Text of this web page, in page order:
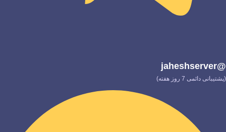
@jaheshserver
(پشتیبانی دائمی 7 روز هفته)